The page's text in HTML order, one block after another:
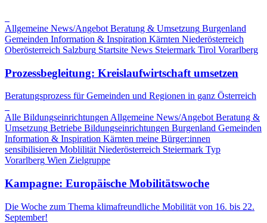
Allgemeine News/Angebot Beratung & Umsetzung Burgenland
Gemeinden Information & Inspiration Kärnten Niederösterreich
Oberösterreich Salzburg Startsite News Steiermark Tirol Vorarlberg
Prozessbegleitung: Kreislaufwirtschaft umsetzen
Beratungsprozess für Gemeinden und Regionen in ganz Österreich
Alle Bildungseinrichtungen Allgemeine News/Angebot Beratung &
Umsetzung Betriebe Bildungseinrichtungen Burgenland Gemeinden
Information & Inspiration Kärnten meine Bürger:innen
sensibilisieren Moblilität Niederösterreich Steiermark Typ
Vorarlberg Wien Zielgruppe
Kampagne: Europäische Mobilitätswoche
Die Woche zum Thema klimafreundliche Mobilität von 16. bis 22.
September!